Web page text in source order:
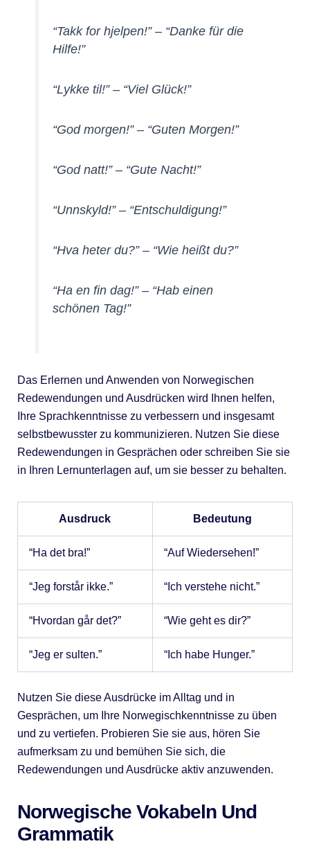
“Takk for hjelpen!”– “Danke für die
Hilfe!”
“Lykke til!”– “Viel Glück!”
“God morgen!”– “Guten Morgen!”
“God natt!”– “Gute Nacht!”
“Unnskyld!”– “Entschuldigung!”
“Hva heter du?”– “Wie heißt du?”
“Ha en fin dag!”– “Hab einen
schönen Tag!”
Das Erlernen und Anwenden von Norwegischen
Redewendungen und Ausdrücken wird Ihnen helfen,
Ihre Sprachkenntnisse zu verbessern und insgesamt
selbstbewusster zu kommunizieren. Nutzen Sie diese
Redewendungen in Gesprächen oder schreiben Sie sie
in Ihren Lernunterlagen auf, um sie besser zu behalten.
Ausdruck Bedeutung
“Ha det bra!” “Auf Wiedersehen!”
“Jeg forstår ikke.” “Ich verstehe nicht.”
“Hvordan går det?” “Wie geht es dir?”
“Jeg er sulten.” “Ich habe Hunger.”
Nutzen Sie diese Ausdrücke im Alltag und in
Gesprächen, um Ihre Norwegischkenntnisse zu üben
und zu vertiefen. Probieren Sie sie aus, hören Sie
aufmerksam zu und bemühen Sie sich, die
Redewendungen und Ausdrücke aktiv anzuwenden.
Norwegische Vokabeln Und
Grammatik